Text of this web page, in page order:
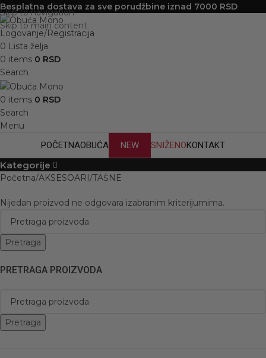
Skip to navigation
Skip to main content
Besplatna dostava za sve porudžbine iznad 7000 RSD
Logovanje/Registracija
0 Lista želja
0 items 0 RSD
Search
0 items 0 RSD
Search
Menu
POČETNAOBUĆA NEW SNIŽENOKONTAKT
Kategorije
PRETRAGA PROIZVODA
Pretraga
Početna AKSESOARI TAŠNE
Nijedan proizvod ne odgovara izabranim kriterijumima.
Pretraga